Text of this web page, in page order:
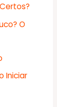
O
Iniciar